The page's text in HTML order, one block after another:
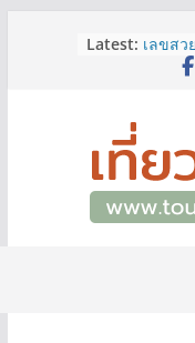
Latest: เลขสว
แล้ววั
จ.เชีย
12–16
ยิ่งใหญ่
ตะวันอ
ผู้ว่าฯ